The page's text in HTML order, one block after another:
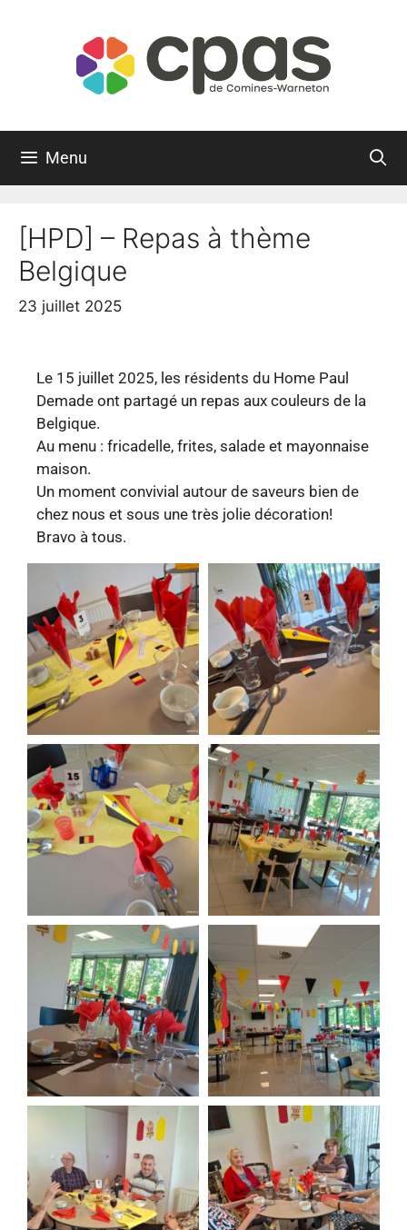
Menu
[HPD] – Repas à thème
Belgique
23 juillet 2025
Le 15 juillet 2025, les résidents du Home Paul
Demade ont partagé un repas aux couleurs de la
Belgique.
Au menu : fricadelle, frites, salade et mayonnaise
maison.
Un moment convivial autour de saveurs bien de
chez nous et sous une très jolie décoration!
Bravo à tous.